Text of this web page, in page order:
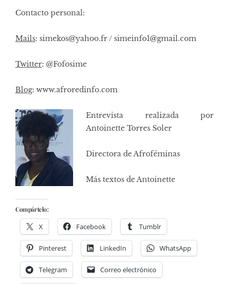
Contacto personal:
Mails: simekos@yahoo.fr/ simeinfo1@gmail.com
Twitter: @Fofosime
Blog: www.afroredinfo.com
Entrevista realizada por
Antoinette Torres Soler
Directora de Afroféminas
Más textos de Antoinette
Compártelo:
X Facebook Tumblr
Pinterest LinkedIn WhatsApp
Telegram Correo electrónico